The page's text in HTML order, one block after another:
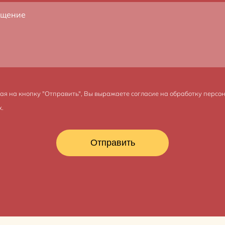
на кнопку "Отправить", Вы выражаетесогласие на обработку
Отправить